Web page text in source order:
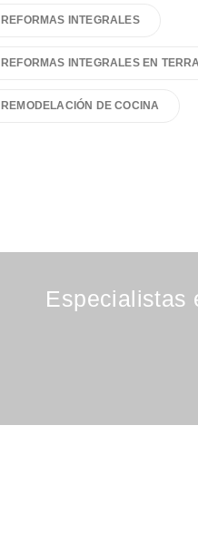
REFORMAS INTEGRALES
REFORMAS INTEGRALES EN
REMODELACIÓN DE COCINA
Especialistas